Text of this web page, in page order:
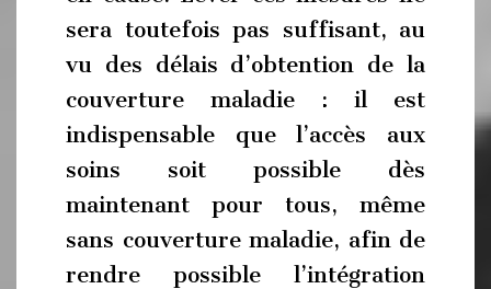
sera toutefois pas suffisant, au
vu des délais d’obtention de la
couverture maladie : il est
indispensable que l’accès aux
soins soit possible dès
maintenant pour tous, même
sans couverture maladie, afin de
rendre possible l’intégration